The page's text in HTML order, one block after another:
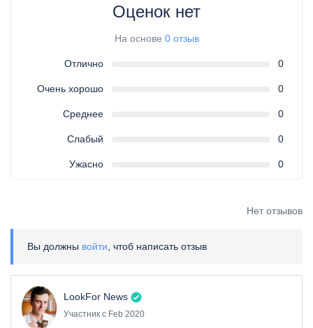
Оценок нет
На основе 0 отзыв
Отлично 0
Очень хорошо 0
Среднее 0
Слабый 0
Ужасно 0
Нет отзывов
Вы должны войти , чтоб написать отзыв
LookFor News
Участник с Feb 2020